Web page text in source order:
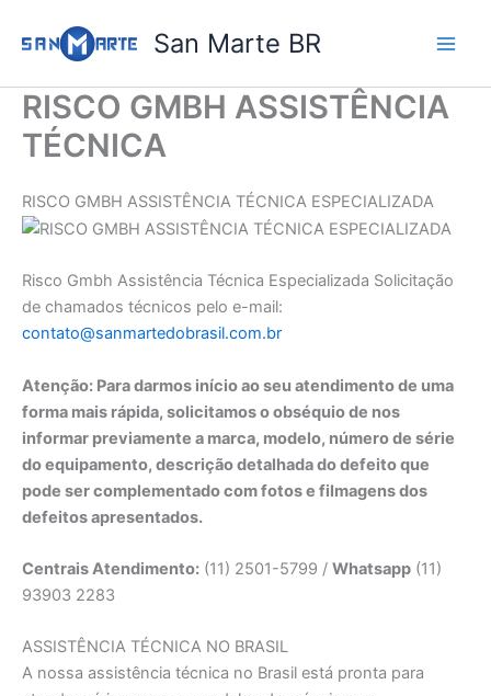
para
conteúdo
San Marte BR
RISCO GMBH ASSISTÊNCIA
TÉCNICA
RISCO GMBH ASSISTÊNCIA TÉCNICA ESPECIALIZADA
Risco Gmbh Assistência Técnica Especializada Solicitação
de chamados técnicos pelo e-mail:
contato@sanmartedobrasil.com.br
Atenção: Para darmos início ao seu atendimento de uma
forma mais rápida, solicitamos o obséquio de nos
informar previamente a marca, modelo, número de série
do equipamento, descrição detalhada do defeito que
pode ser complementado com fotos e filmagens dos
defeitos apresentados.
Centrais Atendimento: (11) 2501-5799 / Whatsapp (11)
93903 2283
ASSISTÊNCIA TÉCNICA NO BRASIL
A nossa assistência técnica no Brasil está pronta para